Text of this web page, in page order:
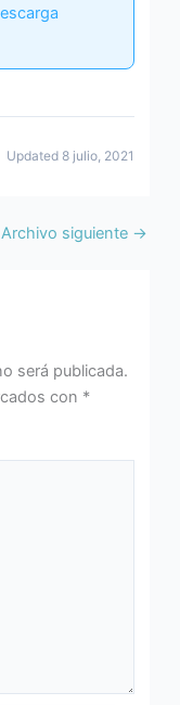
Updated 8 julio, 2021
Archivo siguiente →
será publicada.
con *